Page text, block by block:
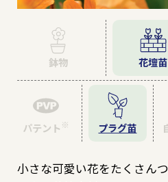
観葉植物
園芸資材
鉢物 花壇苗
パテント プラグ苗
小さな可愛い花をたくさん